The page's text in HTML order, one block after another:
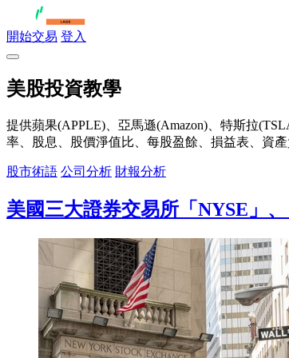
開始交易 登入
美股投資教學
提供蘋果(APPLE)、亞馬遜(Amazon)、特斯拉
率、股息、股價淨值比、每股盈餘、損益表、資
股市術語 公司分析 財報分析
美國三大證券交易所「NYSE」